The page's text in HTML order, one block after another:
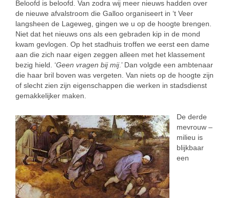
Beloofd is beloofd. Van zodra wij meer nieuws hadden over
de nieuwe afvalstroom die Galloo organiseert in ‘t Veer
langsheen de Lageweg, gingen we u op de hoogte brengen.
Niet dat het nieuws ons als een gebraden kip in de mond
kwam gevlogen. Op het stadhuis troffen we eerst een dame
aan die zich naar eigen zeggen alleen met het klassement
bezig hield. ‘Geen vragen bij mij.’ Dan volgde een ambtenaar
die haar bril boven was vergeten. Van niets op de hoogte zijn
of slecht zien zijn eigenschappen die werken in stadsdienst
gemakkelijker maken.
De derde
mevrouw –
milieu is
blijkbaar
een